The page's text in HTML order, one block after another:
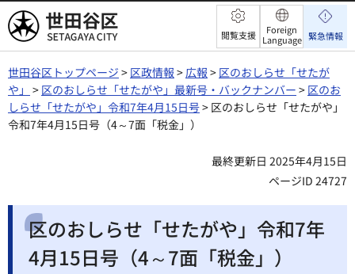
世田谷区 閲覧支援
Foreign
Language 緊急情報
世田谷区トップページ > 区政情報 >広報 > 区のおしらせ「せたが
や」 > 区のおしらせ「せたがや」最新号・バックナンバー > 区のお
しらせ「せたがや」令和7年4月15日号> 区のおしらせ「せたがや」
令和7年4月15日号（4～7面「税金」）
最終更新日 2025年4月15日
ページID 24727
区のおしらせ「せたがや」令和7年
4月15日号（4～7面「税金」）